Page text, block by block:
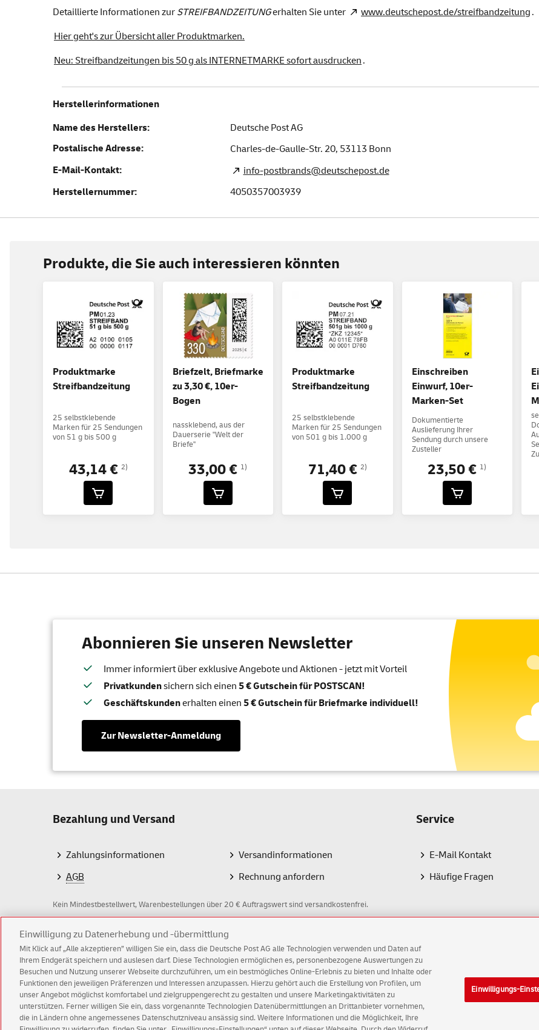
Detaillierte Informationen zur STREIFBANDZEITUNGerhalten Sie unter www.deutschepost.de/streifbandzeitung .
Hier geht's zur Übersicht aller Produktmarken.
Neu: Streifbandzeitungen bis 50 g als INTERNETMARKE sofort ausdrucken .
Herstellerinformationen
Name des Herstellers:
Deutsche Post AG
Postalische Adresse:
Charles-de-Gaulle-Str. 20, 53113 Bonn
E-Mail-Kontakt:
info-postbrands@deutschepost.de
Herstellernummer:
4050357003939
Produkte, die Sie auch interessieren könnten
Produktmarke
Streifbandzeitung
25 selbstklebende
Marken für 25 Sendungen
von 51 g bis 500 g
43,14 € 2)
Briefzelt, Briefmarke
zu 3,30 €, 10er-
Bogen
nassklebend, aus der
Dauerserie "Welt der
Briefe"
33,00 € 1)
Produktmarke
Streifbandzeitung
25 selbstklebende
Marken für 25 Sendungen
von 501 g bis 1.000 g
71,40 € 2)
Einschreiben
Einwurf, 10er-
Marken-Set
Dokumentierte
Auslieferung Ihrer
Sendung durch unsere
Zusteller
23,50 € 1)
Abonnieren Sie unseren Newsletter
Immer informiert über exklusive Angebote und Aktionen - jetzt mit Vorteil
Privatkundensichern sich einen 5 € Gutschein für POSTSCAN!
Geschäftskundenerhalten einen 5 € Gutschein für Briefmarke individuell!
Zur Newsletter-Anmeldung
Bezahlung und Versand
Zahlungsinformationen
AGB
Versandinformationen
Rechnung anfordern
Service
E-Mail Kontakt
Häufige Fragen
Kein Mindestbestellwert, Warenbestellungen über 20 € Auftragswert sind versandkostenfrei.
Z
a
h
l
m
© Thu Aug 06 07:51:02 CEST 2026 Deutsche Post AG
Impressum
Datenschutz Einwilligungs-Einstellungen Rechtliche Hinweise
Barrierefreiheit
Einwilligung zu Datenerhebung und -übermittlung
Mit Klick auf „Alle akzeptieren” willigen Sie ein, dass die Deutsche Post AG alle Technologien verwenden und Daten auf
Ihrem Endgerät speichern und auslesen darf. Diese Technologien ermöglichen es, personenbezogene Auswertungen zu
Besuchen und Nutzung unserer Webseite durchzuführen, um ein bestmögliches Online-Erlebnis zu bieten und Inhalte oder
Funktionen den jeweiligen Präferenzen und Interessen anzupassen. Hierzu gehört auch die Erstellung von Profilen, um
unser Angebot möglichst komfortabel und zielgruppengerecht zu gestalten und unsere Marketingaktivitäten zu
unterstützen. Ferner willigen Sie ein, dass vorgenannte Technologien Datenübermittlungen an Drittanbieter vornehmen,
die in Ländern ohne angemessenes Datenschutzniveau ansässig sind. Weitere Informationen und die Möglichkeit, Ihre
Einwilligungs-